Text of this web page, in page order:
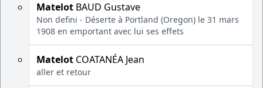
Matelot BAUD Gustave
Non defini - Déserte à Portland (Oregon) le 31 mars
1908 en emportant avec lui ses effets
Matelot COATANÉA Jean
aller et retour